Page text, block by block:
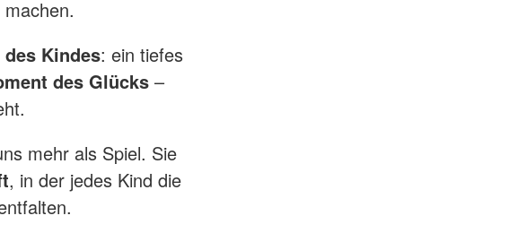
Kindes: ein tiefes
des Glücks –
mehr als Spiel. Sie
, in der jedes Kind die